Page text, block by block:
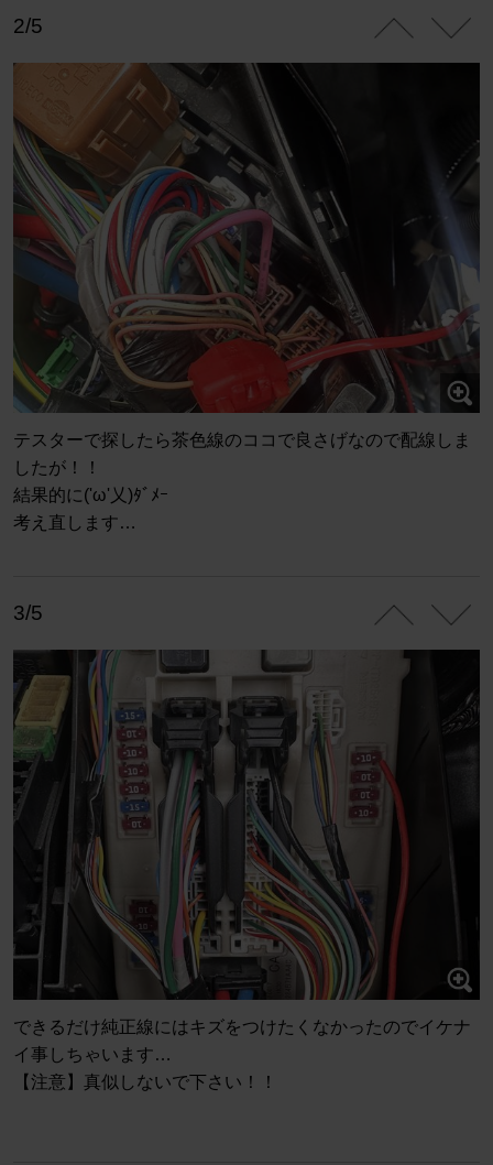
2/5
テスターで探したら茶色線のココで良さげなので配線しま
したが！！
結果的に('ω'乂)ﾀﾞﾒｰ
考え直します…
3/5
できるだけ純正線にはキズをつけたくなかったのでイケナ
イ事しちゃいます…
【注意】真似しないで下さい！！